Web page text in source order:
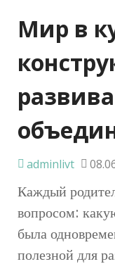
Мир в
adminlivt
Каждый
вопросом:
была
полезной для